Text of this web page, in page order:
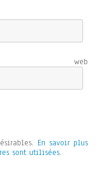
En savoir plus
sont utilisées.